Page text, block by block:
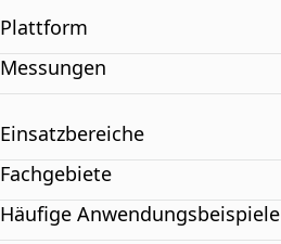
Plattform
Messungen
Einsatzbereiche
Fachgebiete
Häufige Anwendungsbeispiele